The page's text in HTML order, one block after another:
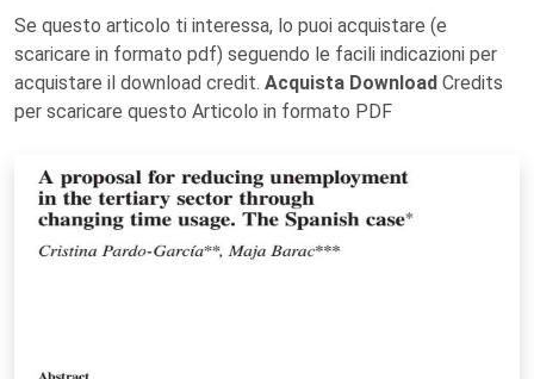
Se questo articolo ti interessa, lo puoi acquistare (e
scaricare in formato pdf) seguendo le facili indicazioni per
acquistare il download credit. Acquista Download Credits
per scaricare questo Articolo in formato PDF